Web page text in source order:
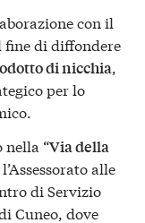
con il
fine di diffondere
di nicchia,
per lo
nella “Via della
alle
di Servizio
Cuneo, dove